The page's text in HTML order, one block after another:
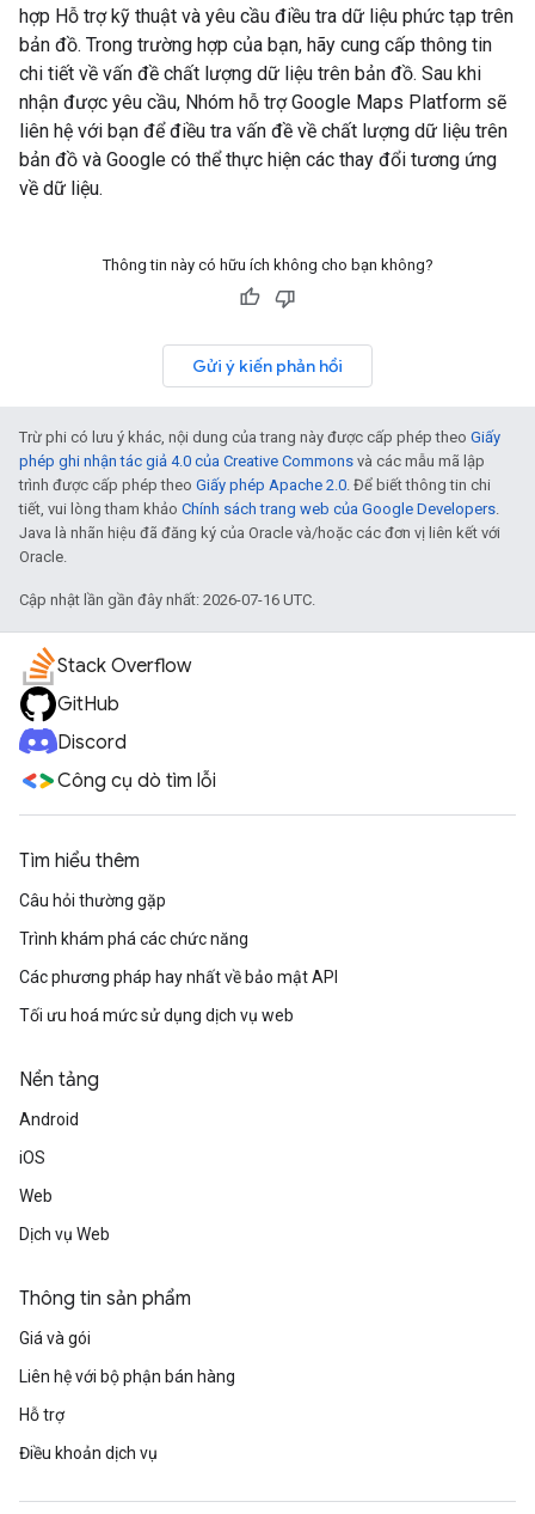
hợp Hỗ trợ kỹ thuật và yêu cầu điều tra dữ liệu phức tạp trên
bản đồ. Trong trường hợp của bạn, hãy cung cấp thông tin
chi tiết về vấn đề chất lượng dữ liệu trên bản đồ. Sau khi
nhận được yêu cầu, Nhóm hỗ trợ Google Maps Platform sẽ
liên hệ với bạn để điều tra vấn đề về chất lượng dữ liệu trên
bản đồ và Google có thể thực hiện các thay đổi tương ứng
về dữ liệu.
Thông tin này có hữu ích không cho bạn không?
Gửi ý kiến phản hồi
Trừ phi có lưu ý khác, nội dung của trang này được cấp phép theo Giấy
phép ghi nhận tác giả 4.0 của Creative Commons và các mẫu mã lập
trình được cấp phép theo Giấy phép Apache 2.0 . Để biết thông tin chi
tiết, vui lòng tham khảo Chính sách trang web của Google Developers
Java là nhãn hiệu đã đăng ký của Oracle và/hoặc các đơn vị liên kết với
Oracle.
Cập nhật lần gần đây nhất: 2026-07-16 UTC.
Stack Overflow
GitHub
Discord
Công cụ dò tìm lỗi
Tìm hiểu thêm
Câu hỏi thường gặp
Trình khám phá các chức năng
Các phương pháp hay nhất về bảo mật API
Tối ưu hoá mức sử dụng dịch vụ web
Nền tảng
Android
iOS
Web
Dịch vụ Web
Thông tin sản phẩm
Giá và gói
Liên hệ với bộ phận bán hàng
Hỗ trợ
Điều khoản dịch vụ